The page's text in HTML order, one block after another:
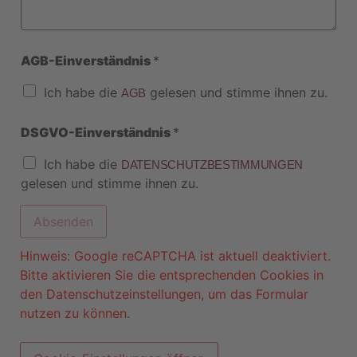
AGB-Einverständnis *
Ich habe die AGB gelesen und stimme ihnen zu.
DSGVO-Einverständnis *
Ich habe die DATENSCHUTZBESTIMMUNGEN
gelesen und stimme ihnen zu.
Absenden
Hinweis: Google reCAPTCHA ist aktuell deaktiviert.
Bitte aktivieren Sie die entsprechenden Cookies in
den Datenschutzeinstellungen, um das Formular
nutzen zu können.